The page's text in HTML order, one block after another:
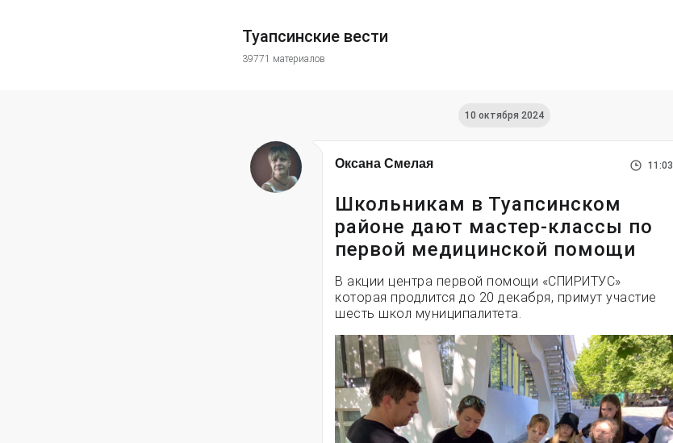
Туапсинские вести
39771 материалов
10 октября 2024
Оксана Смелая 11:03
Школьникам в Туапсинском
районе дают мастер-классы по
первой медицинской помощи
В акции центра первой помощи «СПИРИТУС»
которая продлится до 20 декабря, примут участие
шесть школ муниципалитета.